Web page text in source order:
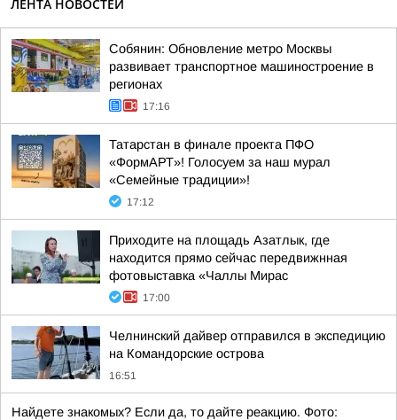
ЛЕНТА НОВОСТЕЙ
Собянин: Обновление метро Москвы
развивает транспортное машиностроение в
регионах
17:16
Татарстан в финале проекта ПФО
«ФормАРТ»! Голосуем за наш мурал
«Семейные традиции»!
17:12
Приходите на площадь Азатлык, где
находится прямо сейчас передвижнная
фотовыставка «Чаллы Мирас
17:00
Челнинский дайвер отправился в экспедицию
на Командорские острова
16:51
Найдете знакомых? Если да, то дайте реакцию. Фото: